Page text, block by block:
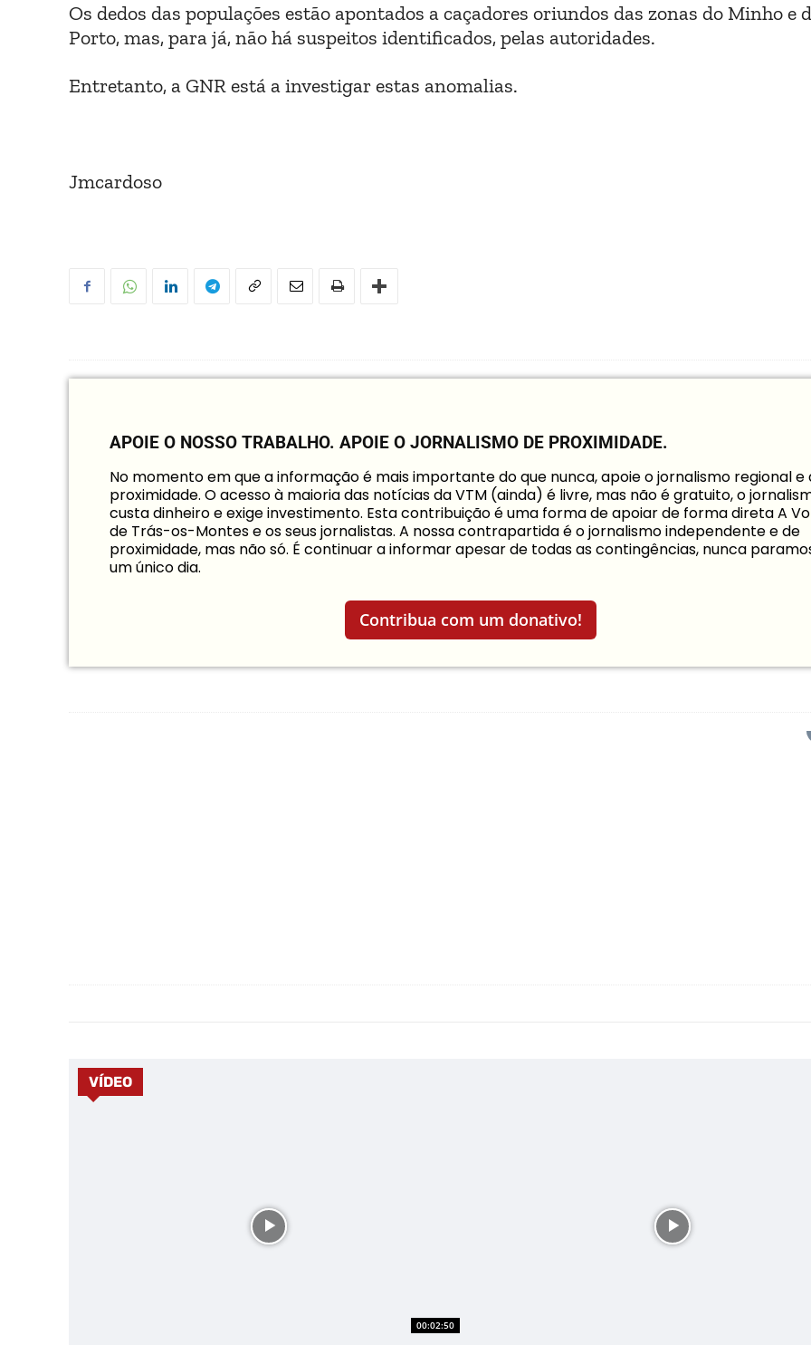
Os dedos das populações estão apontados a caçadores oriundos das zonas do Minho e
Porto, mas, para já, não há suspeitos identificados, pelas autoridades.
Entretanto, a GNR está a investigar estas anomalias.
Jmcardoso
APOIE O NOSSO TRABALHO. APOIE O JORNALISMO DE PROXIMIDADE.
No momento em que a informação é mais importante do que nunca, apoie o jornalismo regional e
proximidade. O acesso à maioria das notícias da VTM (ainda) é livre, mas não é gratuito, o
custa dinheiro e exige investimento. Esta contribuição é uma forma de apoiar de forma direta A
de Trás-os-Montes e os seus jornalistas. A nossa contrapartida é o jornalismo independente e de
proximidade, mas não só. É continuar a informar apesar de todas as contingências, nunca
um único dia.
Contribua com um donativo!
VÍDEO
00:02:50